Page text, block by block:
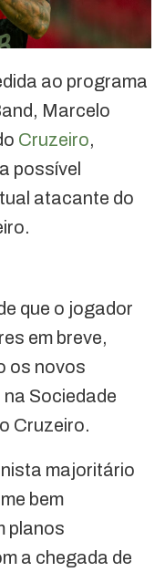
ao programa
Marcelo
Cruzeiro,
possível
atacante do
que o jogador
em breve,
os novos
Sociedade
Cruzeiro.
majoritário
bem
planos
a chegada de